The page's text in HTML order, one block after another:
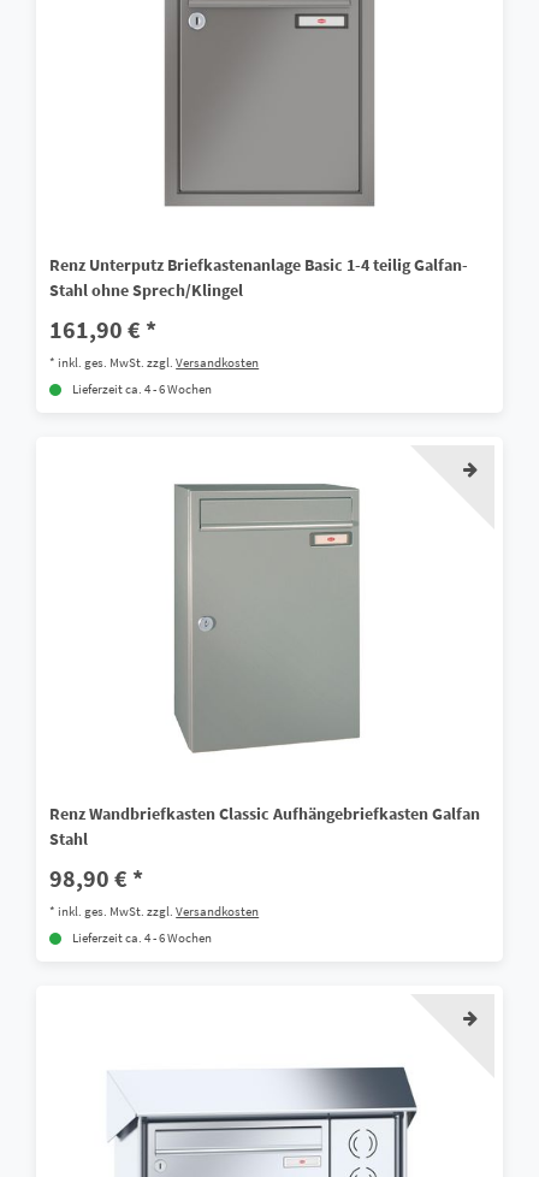
Renz Unterputz Briefkastenanlage Basic 1-4 teilig Galfan-
Stahl ohne Sprech/Klingel
161,90 € *
*inkl. ges. MwSt. zzgl.Versandkosten
Lieferzeit ca. 4 - 6 Wochen
Renz Wandbriefkasten Classic Aufhängebriefkasten Galfan
Stahl
98,90 € *
*inkl. ges. MwSt. zzgl.Versandkosten
Lieferzeit ca. 4 - 6 Wochen